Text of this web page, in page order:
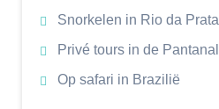
Snorkelen in Rio da Prata
Privé tours in de Pantanal
Op safari in Brazilië